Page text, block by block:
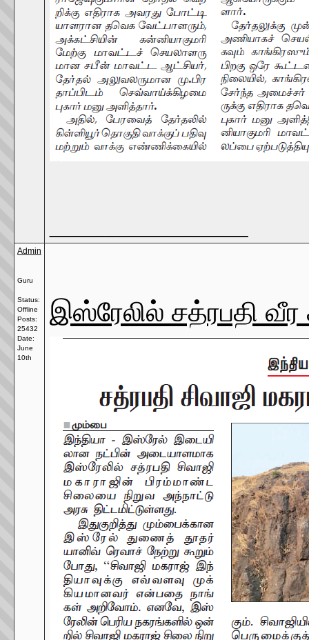
Admin
Guru
Status:
Offline
Posts:
25432
Date:
June
10th
இஸ்ரேலில் சத்ரபதி